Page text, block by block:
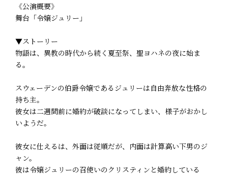
《公演概要》
舞台「令嬢ジュリー」
▼ストーリー
物語は、異教の時代から続く夏至祭、聖ヨハネの夜に始ま
る。
スウェーデンの伯爵令嬢であるジュリーは自由奔放な性格の
持ち主。
彼女は二週間前に婚約が破談になってしまい、様子がおかし
いようだ。
彼女に仕えるは、外面は従順だが、内面は計算高い下男のジ
ャン。
彼は令嬢ジュリーの召使いのクリスティンと婚約している